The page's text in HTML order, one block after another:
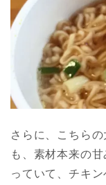
さらに、こちら
も、素材本来の
っていて、チキ